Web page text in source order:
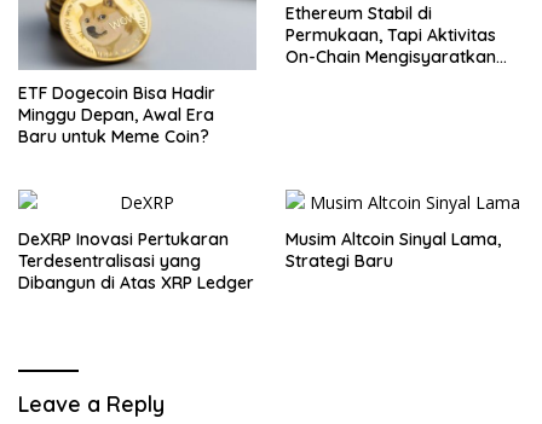
ETF Dogecoin Bisa Hadir
Minggu Depan, Awal Era
Baru untuk Meme Coin?
Ethereum Stabil di
Permukaan, Tapi Aktivitas
On-Chain Mengisyaratkan
DeXRP Inovasi Pertukaran
Terdesentralisasi yang
Dibangun di Atas XRP Ledger
Musim Altcoin Sinyal Lama,
Strategi Baru
Leave a Reply